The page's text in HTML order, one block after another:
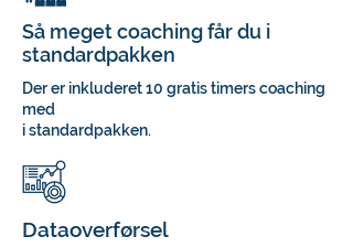
Så meget coaching får du i
standardpakken
Der er inkluderet 10 gratis timers coaching
med
i standardpakken.
Dataoverførsel